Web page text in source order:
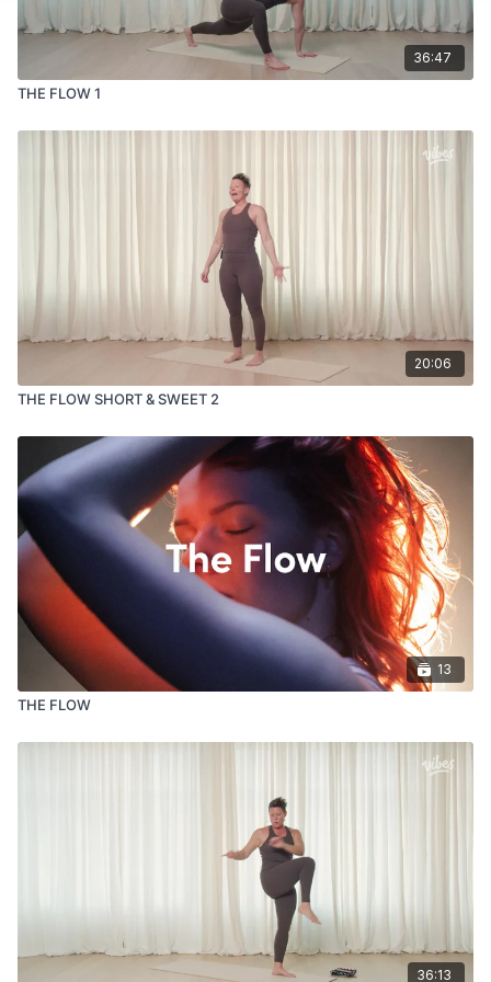
36:47
THE FLOW 1
20:06
THE FLOW SHORT & SWEET 2
13
THE FLOW
36:13